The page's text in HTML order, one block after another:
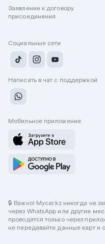
Заявление к договору
присоединения
Социальные сети
Написать в чат с поддержкой
Мобильное приложение
🔒 Важно! Mycar.kz никогда не
через WhatsApp или другие
проводятся только через
не передавайте данные карт и